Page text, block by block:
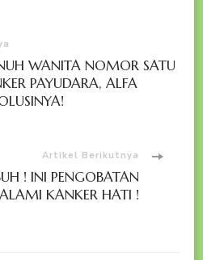
WANITA NOMOR SATU
PAYUDARA, ALFA
Artikel Berikutnya
! INI PENGOBATAN
ALAMI KANKER HATI !